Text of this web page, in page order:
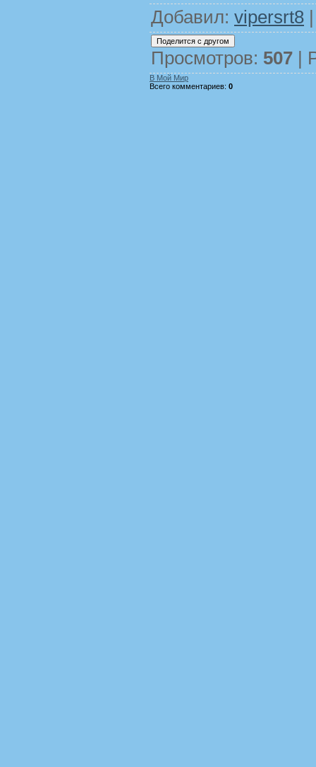
Добавил: vipersrt8
Просмотров: 507 |
В Мой Мир
Всего комментариев: 0